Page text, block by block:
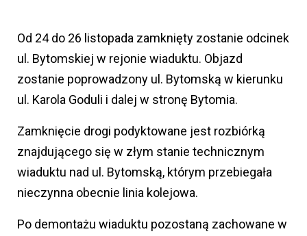
Od 24 do 26 listopada zamknięty zostanie odcinek
ul. Bytomskiej w rejonie wiaduktu. Objazd
zostanie poprowadzony ul. Bytomską w kierunku
ul. Karola Goduli i dalej w stronę Bytomia.
Zamknięcie drogi podyktowane jest rozbiórką
znajdującego się w złym stanie technicznym
wiaduktu nad ul. Bytomską, którym przebiegała
nieczynna obecnie linia kolejowa.
Po demontażu wiaduktu pozostaną zachowane w